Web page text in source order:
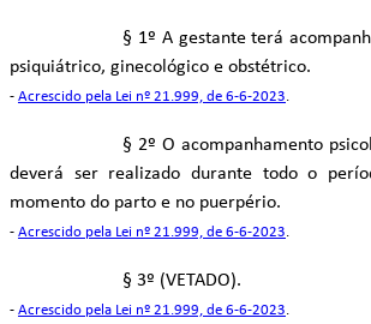
§ 1º A gestante terá
psiquiátrico, ginecológico e obstétrico.
- Acrescido pela Lei nº 21.999, de 6-6-2023.
§ 2º O acompanhamento
deverá ser realizado durante todo o
momento do parto e no puerpério.
- Acrescido pela Lei nº 21.999, de 6-6-2023.
§ 3º (VETADO).
- Acrescido pela Lei nº 21.999, de 6-6-2023.